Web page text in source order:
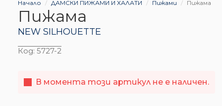
Начало ДАМСКИ ПИЖАМИ И ХАЛАТИ Пижами Пижама
Пижама
NEW SILHOUETTE
Код: 5727-2
В момента този артикул не е наличен.